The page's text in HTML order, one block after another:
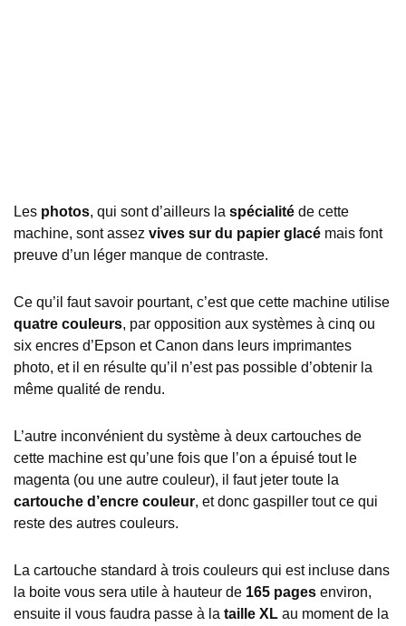
Les photos, qui sont d’ailleurs la spécialité de cette
machine, sont assez vives sur du papier glacé mais font
preuve d’un léger manque de contraste.
Ce qu’il faut savoir pourtant, c’est que cette machine utilise
quatre couleurs, par opposition aux systèmes à cinq ou
six encres d’Epson et Canon dans leurs imprimantes
photo, et il en résulte qu’il n’est pas possible d’obtenir la
même qualité de rendu.
L’autre inconvénient du système à deux cartouches de
cette machine est qu’une fois que l’on a épuisé tout le
magenta (ou une autre couleur), il faut jeter toute la
cartouche d’encre couleur, et donc gaspiller tout ce qui
reste des autres couleurs.
La cartouche standard à trois couleurs qui est incluse dans
la boite vous sera utile à hauteur de 165 pages environ,
ensuite il vous faudra passe à la taille XL au moment de la